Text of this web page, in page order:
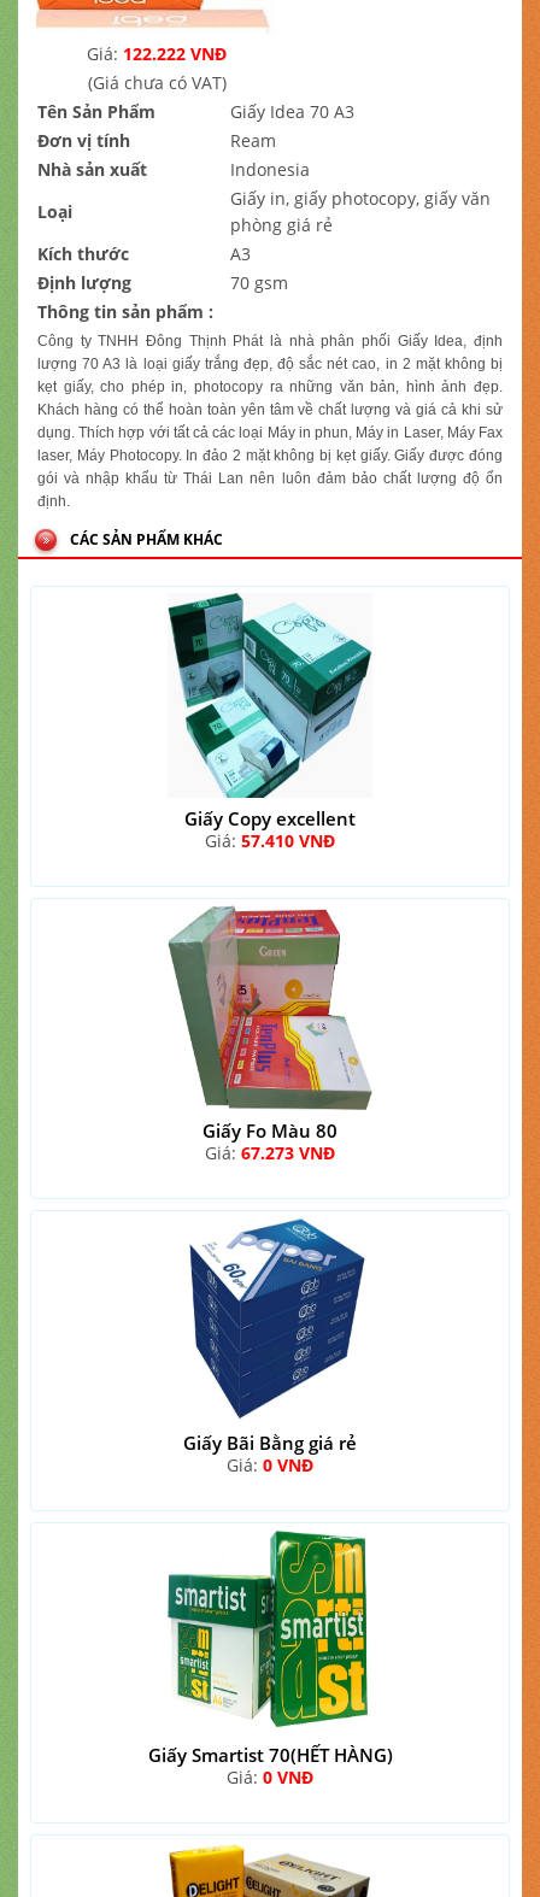
Giá: 122.222 VNĐ
(Giá chưa có VAT)
Tên Sản Phẩm
Giấy Idea 70 A3
Đơn vị tính
Ream
Nhà sản xuất
Indonesia
Loại
Giấy in, giấy photocopy, giấy văn
phòng giá rẻ
Kích thước
A3
Định lượng
70 gsm
Thông tin sản phẩm :
Công ty TNHH Đông Thịnh Phát là nhà phân phối Giấy Idea, định
lượng 70 A3 là loại giấy trắng đẹp, độ sắc nét cao, in 2 mặt không bị
kẹt giấy, cho phép in, photocopy ra những văn bản, hình ảnh đẹp.
Khách hàng có thể hoàn toàn yên tâm về chất lượng và giá cả khi sử
dụng. Thích hợp với tất cả các loại Máy in phun, Máy in Laser, Máy Fax
laser, Máy Photocopy. In đảo 2 mặt không bị kẹt giấy. Giấy được đóng
gói và nhập khẩu từ Thái Lan nên luôn đảm bảo chất lượng độ ổn
định.
CÁC SẢN PHẨM KHÁC
Giấy Copy excellent
Giá: 57.410 VNĐ
Giấy Fo Màu 80
Giá: 67.273 VNĐ
Giấy Bãi Bằng giá rẻ
Giá: 0 VNĐ
Giấy Smartist 70(HẾT HÀNG)
Giá: 0 VNĐ